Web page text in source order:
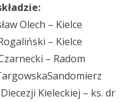
Olech – Kielce
– Kielce
– Radom
Kieleckiej – ks. dr